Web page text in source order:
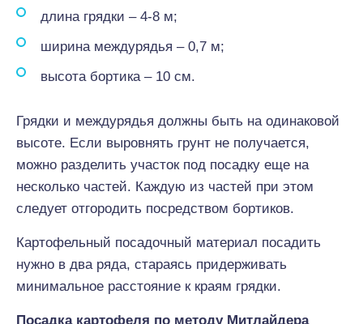
длина грядки – 4-8 м;
ширина междурядья – 0,7 м;
высота бортика – 10 см.
Грядки и междурядья должны быть на одинаковой
высоте. Если выровнять грунт не получается,
можно разделить участок под посадку еще на
несколько частей. Каждую из частей при этом
следует отгородить посредством бортиков.
Картофельный посадочный материал посадить
нужно в два ряда, стараясь придерживать
минимальное расстояние к краям грядки.
Посадка картофеля по методу Митлайдера